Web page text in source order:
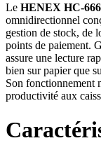
Le HENEX HC-666
omnidirectionnel
gestion de stock, de
points de paiement.
assure une lecture
bien sur papier que
Son fonctionnement
productivité aux